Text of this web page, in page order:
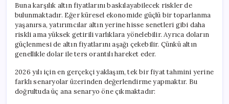
Buna karşılık altın fiyatlarını baskılayabilecek riskler de
bulunmaktadır. Eğer küresel ekonomide güçlü bir toparlanma
yaşanırsa, yatırımcılar altın yerine hisse senetleri gibi daha
riskli ama yüksek getirili varlıklara yönelebilir. Ayrıca doların
güçlenmesi de altın fiyatlarını aşağı çekebilir. Çünkü altın
genellikle dolar ile ters orantılı hareket eder.
2026 yılı için en gerçekçi yaklaşım, tek bir fiyat tahmini yerine
farklı senaryolar üzerinden değerlendirme yapmaktır. Bu
doğrultuda üç ana senaryo öne çıkmaktadır: